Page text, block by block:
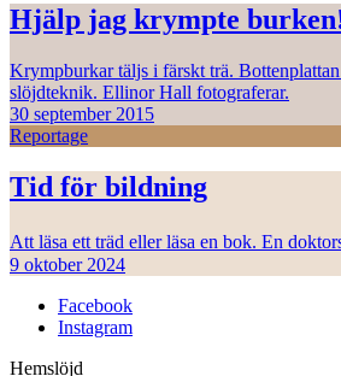
Hjälp jag krympte
Krympburkar täljs i färskt trä.
slöjdteknik. Ellinor Hall fotograferar.
30 september 2015
Reportage
Tid för bildning
Att läsa ett träd eller läsa en bok. En
9 oktober 2024
Facebook
Instagram
Hemslöjd